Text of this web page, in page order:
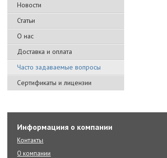
Новости
Статьи
О нас
Доставка и оплата
Часто задаваемые вопросы
Сертификаты и лицензии
Информациия о компании
Контакты
О компании